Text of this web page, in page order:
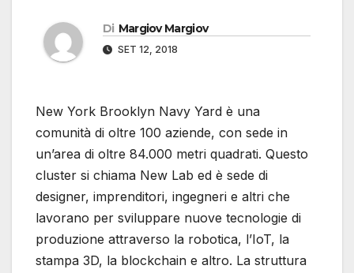
Di Margiov Margiov
SET 12, 2018
New York Brooklyn Navy Yard è una
comunità di oltre 100 aziende, con sede in
un’area di oltre 84.000 metri quadrati. Questo
cluster si chiama New Lab ed è sede di
designer, imprenditori, ingegneri e altri che
lavorano per sviluppare nuove tecnologie di
produzione attraverso la robotica, l’IoT, la
stampa 3D, la blockchain e altro. La struttura